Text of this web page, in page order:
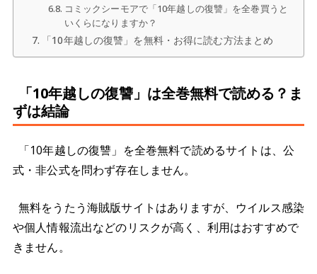
コミックシーモアで「10年越しの復讐」を全巻買うと
いくらになりますか？
「10年越しの復讐」を無料・お得に読む方法まとめ
「10年越しの復讐」は全巻無料で読める？ま
ずは結論
「10年越しの復讐」を全巻無料で読めるサイトは、公
式・非公式を問わず存在しません。
無料をうたう海賊版サイトはありますが、ウイルス感染
や個人情報流出などのリスクが高く、利用はおすすめで
きません。